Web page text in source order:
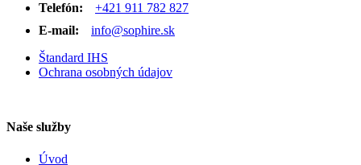
Telefón:
+421 911 782 827
E-mail:
info@sophire.sk
Štandard IHS
Ochrana osobných údajov
Naše služby
Úvod